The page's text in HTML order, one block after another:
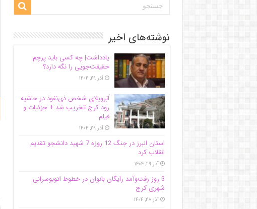
نوشته‌های اخیر
یادداشت| ‌چه کسی باید پرچم
حقیقت‌جویی را نگه دارد؟
آذر ۲۹, ۱۴۰۴
اَبَر‌ویلای شخص ذی‌نفوذ در حاشیه‌
رود کرج تخریب شد + جزئیات و
فیلم
آذر ۲۹, ۱۴۰۴
استان البرز در جنگ 12 روزه 7 شهید دانشجو تقدیم
انقلاب کرد
آذر ۲۹, ۱۴۰۴
3 روز رفت‌وآمد رایگان بانوان در خطوط اتوبوسرانی
شهری کرج
آذر ۲۸, ۱۴۰۴